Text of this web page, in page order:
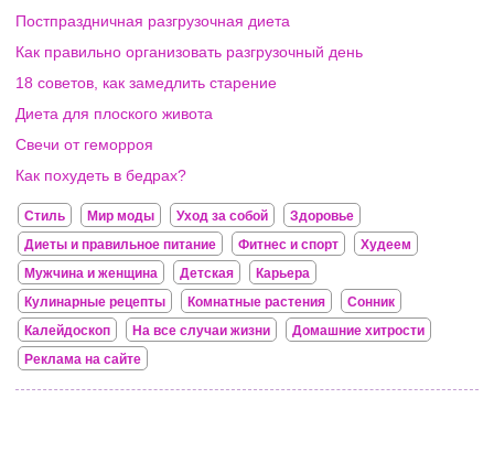
Постпраздничная разгрузочная диета
Как правильно организовать разгрузочный день
18 советов, как замедлить старение
Диета для плоского живота
Свечи от геморроя
Как похудеть в бедрах?
Стиль Мир моды Уход за собой
Здоровье
Диеты и правильное питание
Фитнес и спорт
Худеем
Мужчина и женщина
Детская
Карьера
Кулинарные рецепты
Комнатные растения
Сонник
Калейдоскоп
На все случаи жизни
Домашние хитрости
Реклама на сайте